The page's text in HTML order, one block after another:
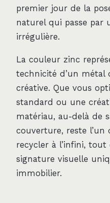
premier jour de la
naturel qui passe par
irrégulière.
La couleur zinc
technicité d’un métal
créative. Que vous
standard ou une
matériau, au-delà de
couverture, reste l’un
recycler à l’infini,
signature visuelle
immobilier.